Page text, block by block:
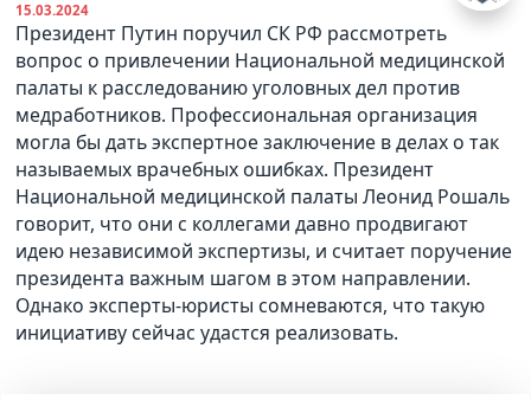
15.03.2024
Президент Путин поручил СК РФ рассмотреть
вопрос о привлечении Национальной медицинской
палаты к расследованию уголовных дел против
медработников. Профессиональная организация
могла бы дать экспертное заключение в делах о так
называемых врачебных ошибках. Президент
Национальной медицинской палаты Леонид Рошаль
говорит, что они с коллегами давно продвигают
идею независимой экспертизы, и считает поручение
президента важным шагом в этом направлении.
Однако эксперты-юристы сомневаются, что такую
инициативу сейчас удастся реализовать.